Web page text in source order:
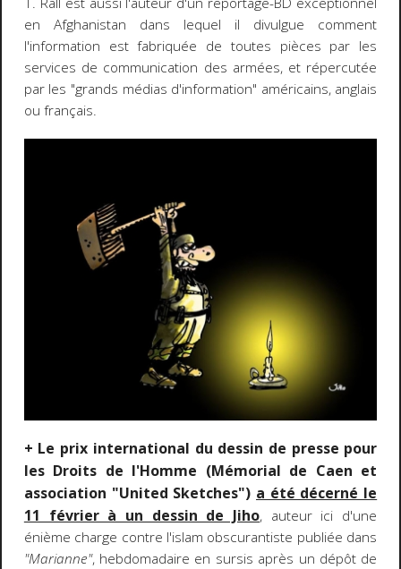
en Afghanistan dans lequel il divulgue comment
l'information est fabriquée de toutes pièces par les
services de communication des armées, et répercutée
par les "grands médias d'information" américains, anglais
ou français.
+ Le prix international du dessin de presse pour
les Droits de l'Homme (Mémorial de Caen et
association "United Sketches") a été décerné le
11 février à un dessin de Jiho, auteur ici d'une
énième charge contre l'islam obscurantiste publiée dans
"Marianne", hebdomadaire en sursis après un dépôt de